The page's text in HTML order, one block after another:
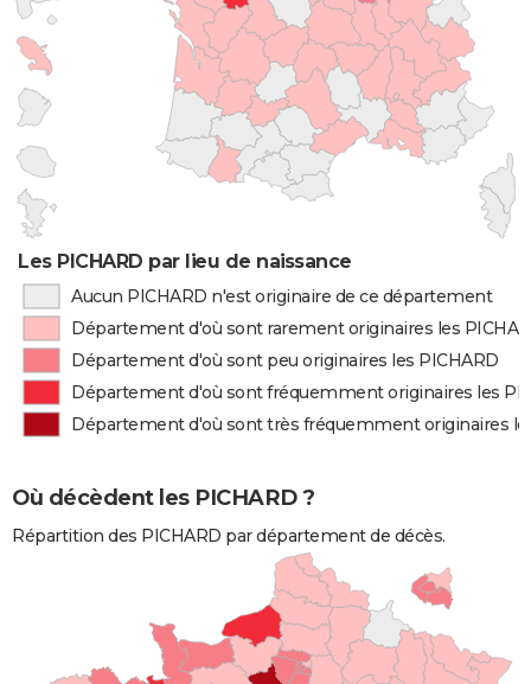
Les PICHARD par lieu de naissance
Aucun PICHARD n'est originaire de ce département
Département d'où sont rarement originaires les
Département d'où sont peu originaires les PICHARD
Département d'où sont fréquemment originaires les
Département d'où sont très fréquemment originaires
Où décèdent les PICHARD ?
Répartition des PICHARD par département de décès.